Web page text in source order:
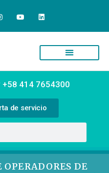
+58 414 7654300
de servicio
DE